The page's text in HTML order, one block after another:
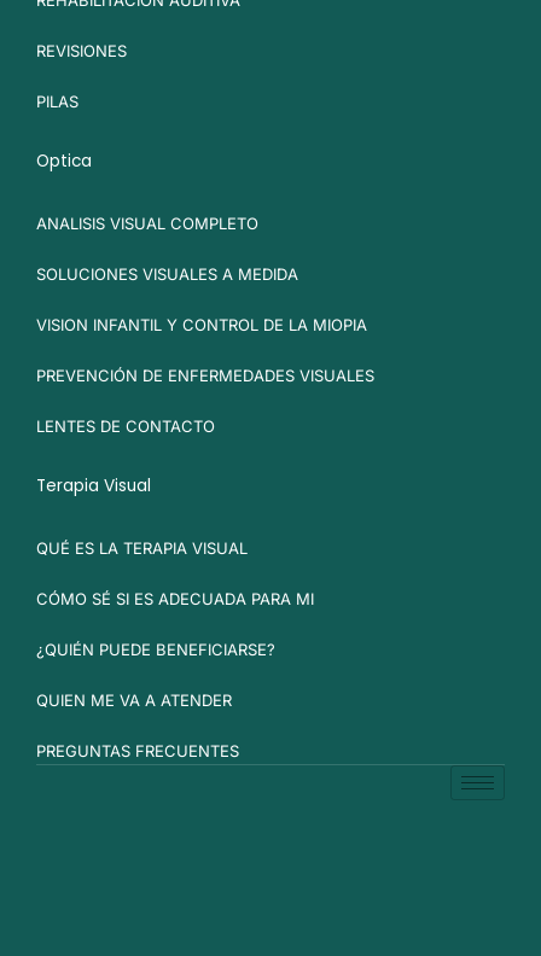
REVISIONES
PILAS
Optica
ANALISIS VISUAL COMPLETO
SOLUCIONES VISUALES A MEDIDA
VISION INFANTIL Y CONTROL DE LA MIOPIA
PREVENCIÓN DE ENFERMEDADES VISUALES
LENTES DE CONTACTO
Terapia Visual
QUÉ ES LA TERAPIA VISUAL
CÓMO SÉ SI ES ADECUADA PARA MI
¿QUIÉN PUEDE BENEFICIARSE?
QUIEN ME VA A ATENDER
PREGUNTAS FRECUENTES